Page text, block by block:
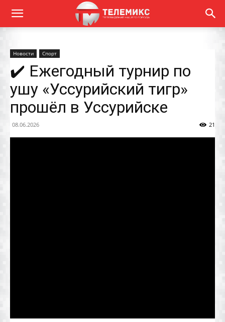
Новости Спорт
✔️ Ежегодный турнир по
ушу «Уссурийский тигр»
прошёл в Уссурийске
08.06.2026 21